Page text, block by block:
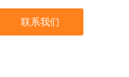
联系我们